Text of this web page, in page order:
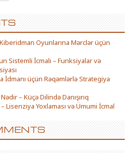
Oyunlarına Mərclər üçün
Sistemli İcmalı – Funksiyalar və
İdmanı üçün Rəqəmlərlə Strategiya
– Küçə Dilində Danışırıq
Lisenziya Yoxlaması və Ümumi İcmal